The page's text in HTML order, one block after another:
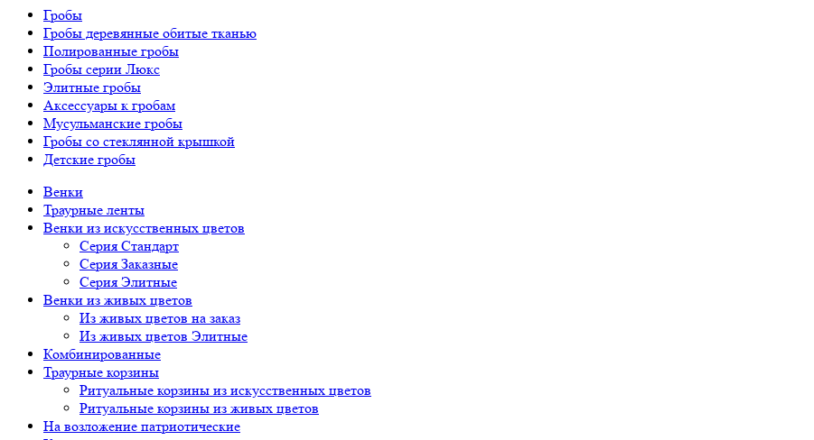
Гробы
Гробы деревянные обитые тканью
Полированные гробы
Гробы серии Люкс
Элитные гробы
Аксессуары к гробам
Мусульманские гробы
Гробы со стеклянной крышкой
Детские гробы
Венки
Траурные ленты
Венки из искусственных цветов
Серия Стандарт
Серия Заказные
Серия Элитные
Венки из живых цветов
Из живых цветов на заказ
Из живых цветов Элитные
Комбинированные
Траурные корзины
Ритуальные корзины из искусственных цветов
Ритуальные корзины из живых цветов
На возложение патриотические